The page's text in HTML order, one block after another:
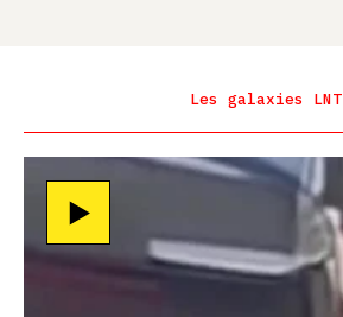
Les galaxies LNT